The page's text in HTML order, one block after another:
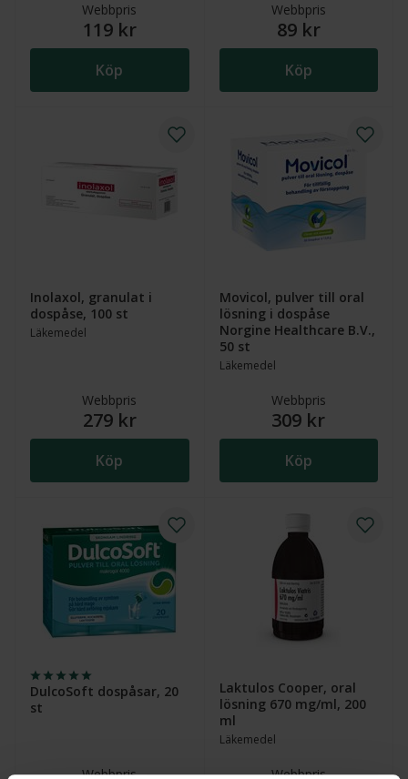
Webbpris
119 kr
Köp
Webbpris
89 kr
Köp
Inolaxol, granulat i
dospåse, 100 st
Läkemedel
Webbpris
279 kr
Köp
Movicol, pulver till oral
lösning i dospåse
Norgine Healthcare B.V.,
50 st
Läkemedel
Webbpris
309 kr
Köp
DulcoSoft dospåsar, 20
st
Webbpris
Laktulos Cooper, oral
lösning 670 mg/ml, 200
ml
Läkemedel
Webbpris